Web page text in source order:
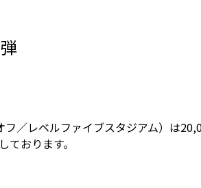
／レベルファイブスタジアム）は
おります。